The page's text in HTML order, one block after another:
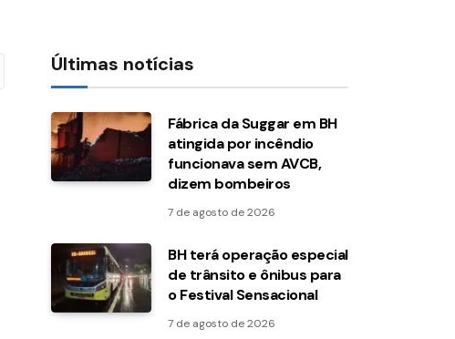
Últimas notícias
Fábrica da Suggar em BH
atingida por incêndio
funcionava sem AVCB,
dizem bombeiros
7 de agosto de 2026
BH terá operação especial
de trânsito e ônibus para
o Festival Sensacional
7 de agosto de 2026